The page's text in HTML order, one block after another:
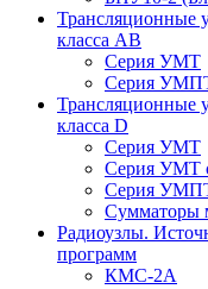
Трансляционные
класса АВ
Серия УМТ
Серия
Трансляционные
класса D
Серия УМТ
Серия УМТ
Серия
Сумматоры
Радиоузлы.
программ
КМС-2А